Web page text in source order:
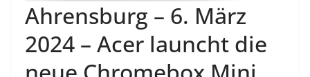
Ahrensburg – 6. März
2024 – Acer launcht die